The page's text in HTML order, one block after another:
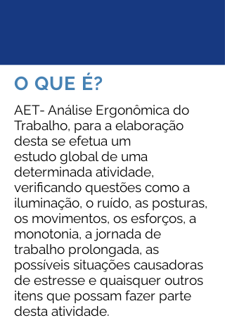
O QUE É?
AET- Análise Ergonômica do
Trabalho, para a elaboração
desta se efetua um
estudo global de uma
determinada atividade,
verificando questões como a
iluminação, o ruído, as posturas,
os movimentos, os esforços, a
monotonia, a jornada de
trabalho prolongada, as
possíveis situações causadoras
de estresse e quaisquer outros
itens que possam fazer parte
desta atividade.